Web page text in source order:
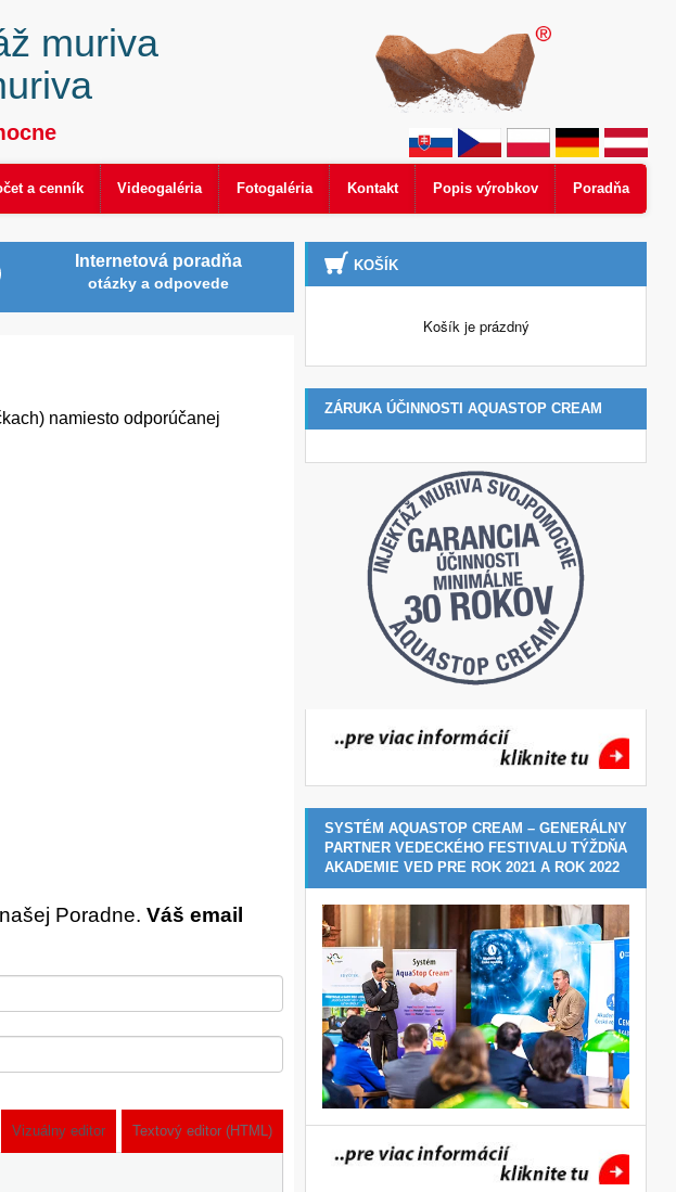
a cenník Videogaléria Fotogaléria Kontakt Popis výrobkov Poradňa
muriva
Internetová poradňa
otázky a odpovede
namiesto odporúčanej
Poradne. Váš email
Vizuálny editor Textový editor (HTML)
KOŠÍK
Košík je prázdný
ZÁRUKA ÚČINNOSTI AQUASTOP CREAM
SYSTÉM AQUASTOP CREAM – GENERÁLNY
PARTNER VEDECKÉHO FESTIVALU TÝŽDŇA
AKADEMIE VED PRE ROK 2021 A ROK 2022